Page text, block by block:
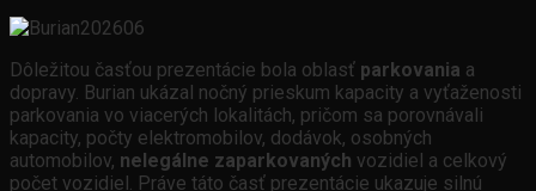
Dôležitou časťou prezentácie bola oblasť parkovania a
dopravy. Burian ukázal nočný prieskum kapacity a vyťaženosti
parkovania vo viacerých lokalitách, pričom sa porovnávali
kapacity, počty elektromobilov, dodávok, osobných
automobilov, nelegálne zaparkovaných vozidiel a celkový
počet vozidiel. Práve táto časť prezentácie ukazuje silnú